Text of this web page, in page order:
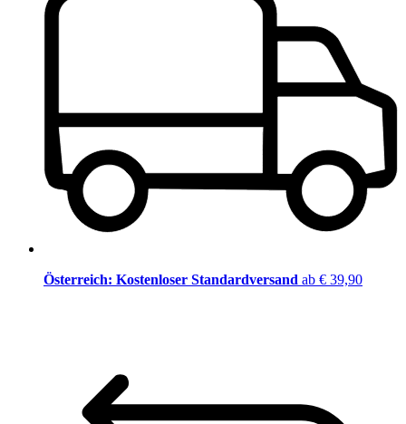
Österreich: Kostenloser Standardversand ab € 39,90